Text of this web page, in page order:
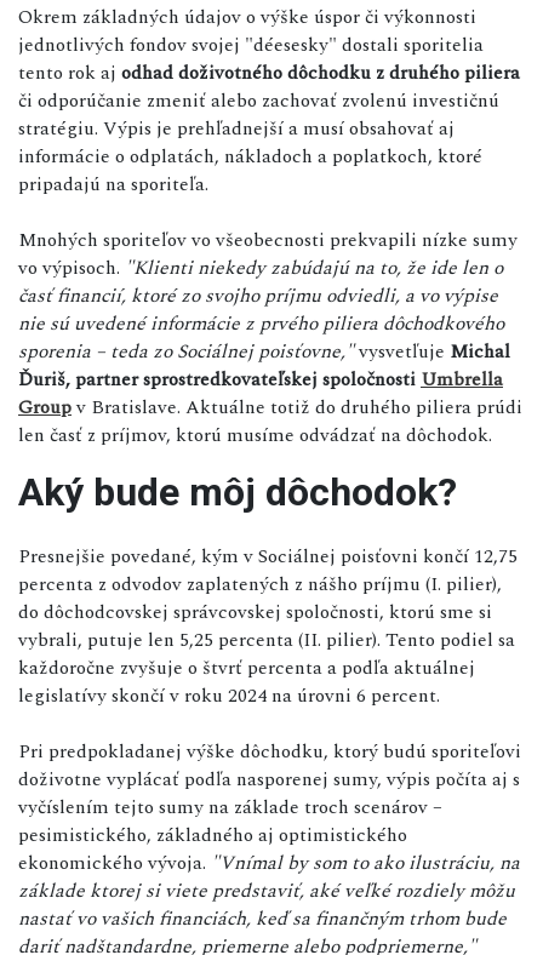
Okrem základných údajov o výške úspor či výkonnosti
jednotlivých fondov svojej "déesesky" dostali sporitelia
tento rok aj odhad doživotného dôchodku z druhého piliera
či odporúčanie zmeniť alebo zachovať zvolenú investičnú
stratégiu. Výpis je prehľadnejší a musí obsahovať aj
informácie o odplatách, nákladoch a poplatkoch, ktoré
pripadajú na sporiteľa.
Mnohých sporiteľov vo všeobecnosti prekvapili nízke sumy
vo výpisoch. "Klienti niekedy zabúdajú na to, že ide len o
časť financií, ktoré zo svojho príjmu odviedli, a vo výpise
nie sú uvedené informácie z prvého piliera dôchodkového
sporenia – teda zo Sociálnej poisťovne,"vysvetľuje Michal
Ďuriš, partner sprostredkovateľskej spoločnosti Umbrella
Groupv Bratislave. Aktuálne totiž do druhého piliera prúdi
len časť z príjmov, ktorú musíme odvádzať na dôchodok.
Aký bude môj dôchodok?
Presnejšie povedané, kým v Sociálnej poisťovni končí 12,75
percenta z odvodov zaplatených z nášho príjmu (I. pilier),
do dôchodcovskej správcovskej spoločnosti, ktorú sme si
vybrali, putuje len 5,25 percenta (II. pilier). Tento podiel sa
každoročne zvyšuje o štvrť percenta a podľa aktuálnej
legislatívy skončí v roku 2024 na úrovni 6 percent.
Pri predpokladanej výške dôchodku, ktorý budú sporiteľovi
doživotne vyplácať podľa nasporenej sumy, výpis počíta aj s
vyčíslením tejto sumy na základe troch scenárov –
pesimistického, základného aj optimistického
ekonomického vývoja. "Vnímal by som to ako ilustráciu, na
základe ktorej si viete predstaviť, aké veľké rozdiely môžu
nastať vo vašich financiách, keď sa finančným trhom bude
dariť nadštandardne, priemerne alebo podpriemerne,"